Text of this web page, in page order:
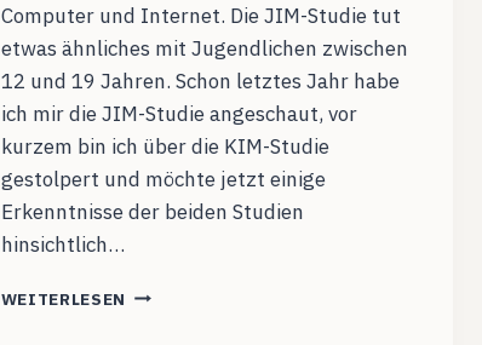
Computer und Internet. Die JIM-Studie tut
etwas ähnliches mit Jugendlichen zwischen
12 und 19 Jahren. Schon letztes Jahr habe
ich mir die JIM-Studie angeschaut, vor
kurzem bin ich über die KIM-Studie
gestolpert und möchte jetzt einige
Erkenntnisse der beiden Studien
hinsichtlich…
WEITERLESEN MEDIENKOMPETENZ